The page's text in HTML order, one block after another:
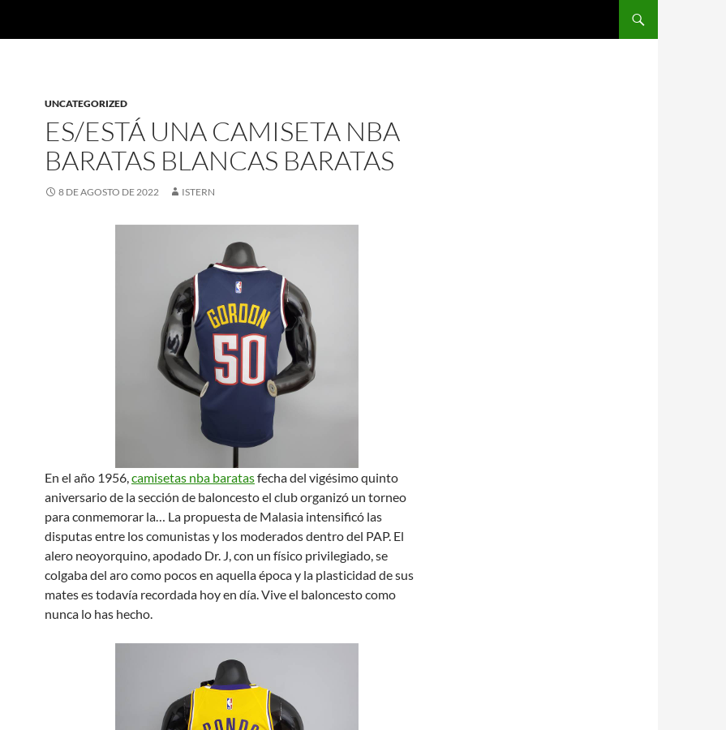
UNCATEGORIZED
ES/ESTÁ UNA CAMISETA NBA
BARATAS BLANCAS BARATAS
8 DE AGOSTO DE 2022 ISTERN
En el año 1956,camisetas nba baratasfecha del vigésimo quinto
aniversario de la sección de baloncesto el club organizó un torneo
para conmemorar la… La propuesta de Malasia intensificó las
disputas entre los comunistas y los moderados dentro del PAP. El
alero neoyorquino, apodado Dr. J, con un físico privilegiado, se
colgaba del aro como pocos en aquella época y la plasticidad de sus
mates es todavía recordada hoy en día. Vive el baloncesto como
nunca lo has hecho.